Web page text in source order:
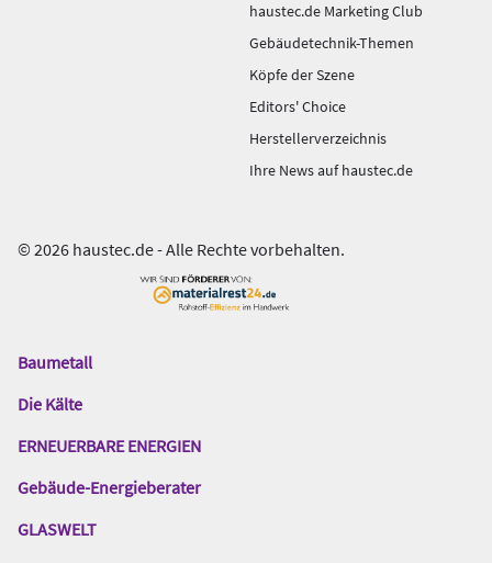
haustec.de Marketing Club
Gebäudetechnik-Themen
Köpfe der Szene
Editors' Choice
Herstellerverzeichnis
Ihre News auf haustec.de
© 2026 haustec.de - Alle Rechte vorbehalten.
Das
Gentner
Baumetall
Die Kälte
ERNEUERBARE ENERGIEN
Gebäude-Energieberater
GLASWELT